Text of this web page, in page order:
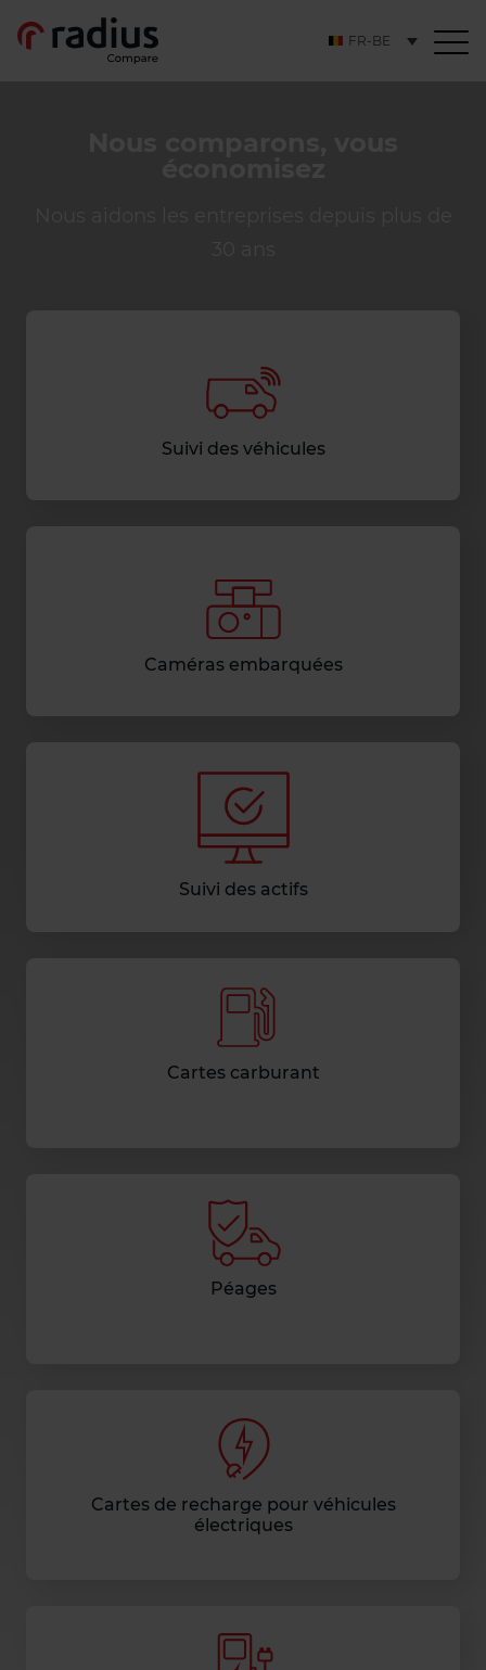
FR-BE
Suivi des véhicules
Caméras embarquées
Suivi des actifs
Cartes carburant
Péages
Cartes de recharge pour véhicules
électriques